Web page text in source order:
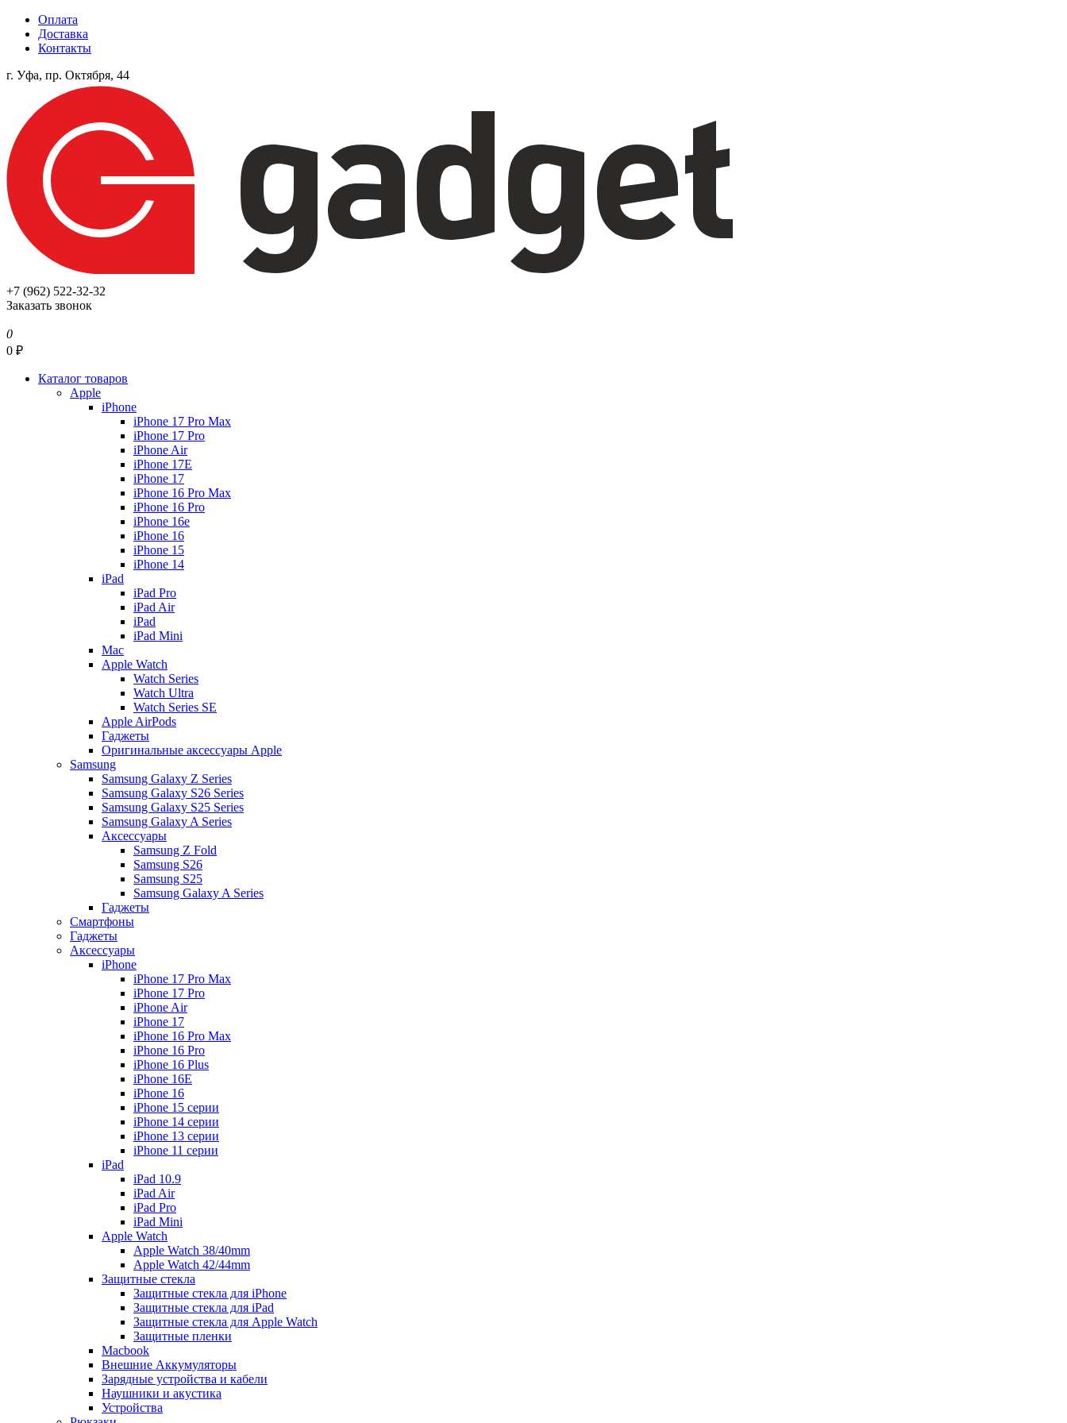
Оплата
Доставка
Контакты
г. Уфа, пр. Октября, 44
+7 (962) 522-32-32
Заказать звонок
0
0 ₽
Каталог товаров
Apple
iPhone
iPhone 17 Pro Max
iPhone 17 Pro
iPhone Air
iPhone 17E
iPhone 17
iPhone 16 Pro Max
iPhone 16 Pro
iPhone 16e
iPhone 16
iPhone 15
iPhone 14
iPad
iPad Pro
iPad Air
iPad
iPad Mini
Mac
Apple Watch
Watch Series
Watch Ultra
Watch Series SE
Apple AirPods
Гаджеты
Оригинальные аксессуары Apple
Samsung
Samsung Galaxy Z Series
Samsung Galaxy S26 Series
Samsung Galaxy S25 Series
Samsung Galaxy A Series
Аксессуары
Samsung Z Fold
Samsung S26
Samsung S25
Samsung Galaxy A Series
Гаджеты
Смартфоны
Гаджеты
Аксессуары
iPhone
iPhone 17 Pro Max
iPhone 17 Pro
iPhone Air
iPhone 17
iPhone 16 Pro Max
iPhone 16 Pro
iPhone 16 Plus
iPhone 16E
iPhone 16
iPhone 15 серии
iPhone 14 серии
iPhone 13 серии
iPhone 11 серии
iPad
iPad 10.9
iPad Air
iPad Pro
iPad Mini
Apple Watch
Apple Watch 38/40mm
Apple Watch 42/44mm
Защитные стекла
Защитные стекла для iPhone
Защитные стекла для iPad
Защитные стекла для Apple Watch
Защитные пленки
Macbook
Внешние Аккумуляторы
Зарядные устройства и кабели
Наушники и акустика
Устройства